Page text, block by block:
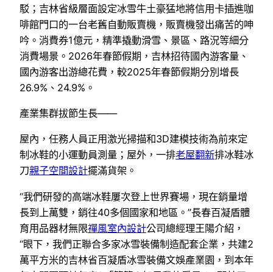
駁；吉林省級層面設定冰雪牛土豪猛地將信用卡插進咖
啡館門口的一台老舊自動販賣機，販賣機發出痛苦的呻
吟。消費券1億元，精準撬動滑雪、景區、路況等細分
消費場景。2026年春節假期，吉林招待國內游客量、
國內游客出游總花費，較2025年春節假期分別增長
26.9%、24.9%。
產業集群拔節生長——
屋內，任務人員正用激光掃描和3D建模技術為前來定
制冰鞋的小運動員測量；屋外，一排老屋翻新排冰鞋冰
刀親子空間設計擺滿貨架。
“我們研發的高端冰鞋屢次登上世界賽場，現在銷量增
長到上萬雙，銷往40多個國家和地區。”長春百凝盾體
育用品器材無限禪風室內設計公司總經理王陽介紹，
“眼下，我們正聯合多家冰雪裝備制造配套企業，共建2
萬平方米的吉林省百凝盾冰雪裝備文娛產業園，到本年